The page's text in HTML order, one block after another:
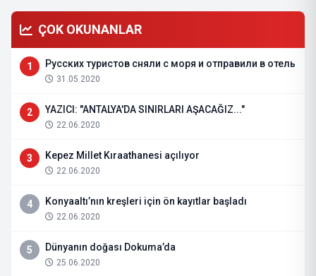
ÇOK OKUNANLAR
1 Русских туристов сняли с моря и отправили в отель
31.05.2020
2 YAZICI: "ANTALYA'DA SINIRLARI AŞACAĞIZ..."
22.06.2020
3 Kepez Millet Kıraathanesi açılıyor
22.06.2020
4 Konyaaltı’nın kreşleri için ön kayıtlar başladı
22.06.2020
5 Dünyanın doğası Dokuma’da
25.06.2020